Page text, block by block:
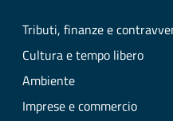
Tributi, finanze e
Cultura e tempo libero
Ambiente
Imprese e commercio